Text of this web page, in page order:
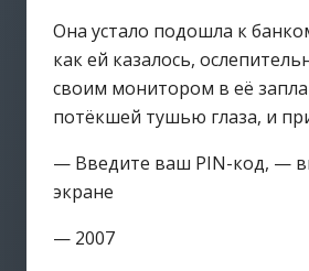
Она устало подошла к
как ей казалось,
своим монитором в её
потёкшей тушью глаза, и
— Введите ваш PIN-код, —
экране
— 2007